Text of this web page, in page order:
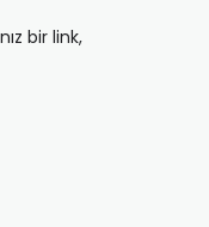
bir link,